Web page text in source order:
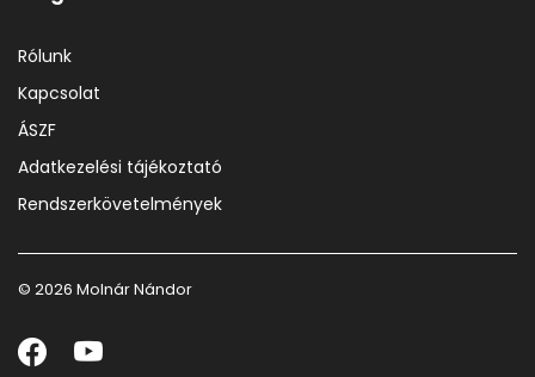
Rólunk
Kapcsolat
ÁSZF
Adatkezelési tájékoztató
Rendszerkövetelmények
© 2026 Molnár Nándor